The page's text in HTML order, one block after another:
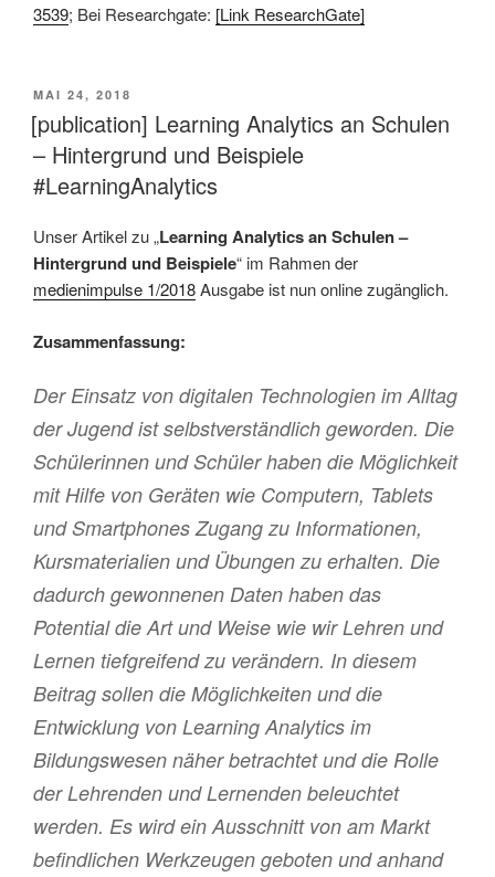
3539; Bei Researchgate: [Link ResearchGate]
VERÖFFENTLICHT
AM
MAI 24, 2018
[publication] Learning Analytics an Schulen
– Hintergrund und Beispiele
#LearningAnalytics
Unser Artikel zu „Learning Analytics an Schulen –
Hintergrund und Beispiele“ im Rahmen der
medienimpulse 1/2018Ausgabe ist nun online zugänglich.
Zusammenfassung:
Der Einsatz von digitalen Technologien im Alltag
der Jugend ist selbstverständlich geworden. Die
Schülerinnen und Schüler haben die Möglichkeit
mit Hilfe von Geräten wie Computern, Tablets
und Smartphones Zugang zu Informationen,
Kursmaterialien und Übungen zu erhalten. Die
dadurch gewonnenen Daten haben das
Potential die Art und Weise wie wir Lehren und
Lernen tiefgreifend zu verändern. In diesem
Beitrag sollen die Möglichkeiten und die
Entwicklung von Learning Analytics im
Bildungswesen näher betrachtet und die Rolle
der Lehrenden und Lernenden beleuchtet
werden. Es wird ein Ausschnitt von am Markt
befindlichen Werkzeugen geboten und anhand